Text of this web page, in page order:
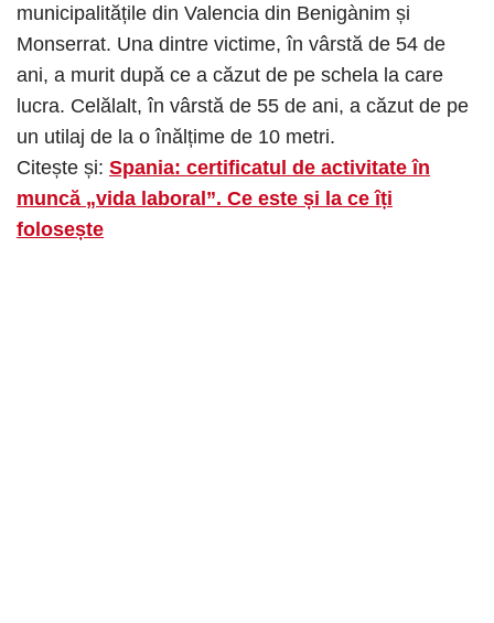
municipalitățile din Valencia din Benigànim și
Monserrat. Una dintre victime, în vârstă de 54 de
ani, a murit după ce a căzut de pe schela la care
lucra. Celălalt, în vârstă de 55 de ani, a căzut de pe
un utilaj de la o înălțime de 10 metri.
Citește și: Spania: certificatul de activitate în
muncă „vida laboral”. Ce este și la ce îți
folosește